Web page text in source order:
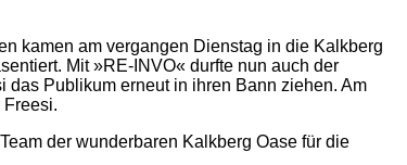
kamen am vergangen Dienstag in die Kalkberg
Mit »RE-INVO« durfte nun auch der
das Publikum erneut in ihren Bann ziehen. Am
der wunderbaren Kalkberg Oase für die